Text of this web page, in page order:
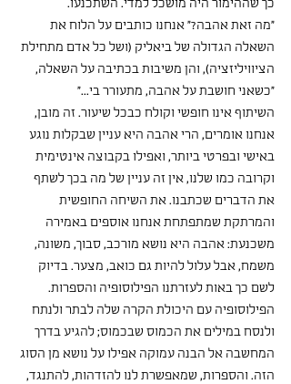
כך שההימור היה מושכל למדי. השתכנעו.
"מה זאת אהבה?" אנחנו כותבים על הלוח את
השאלה הגדולה של ביאליק (ושל כל אדם מתחילת
הציוויליזציה), והן משיבות בכתיבה על השאלה,
"כשאני חושבת על אהבה, מתעורר בי..."
השיתוף אינו חופשי וקולח כבכל שיעור. זה מובן,
אנחנו אומרים, הרי אהבה היא עניין שבקלות נוגע
באישי ובפרטי ביותר, ואפילו בקבוצה אינטימית
וקרובה כמו שלנו, אין זה עניין של מה בכך לשתף
את הדברים שכתבנו. את השיחה החופשית
והמרתקת שמתפתחת אנחנו אוספים באמירה
משכנעת: אהבה היא נושא מורכב, סבוך, משונה,
משמח, אבל עלול להיות גם כואב, מצער. בדיוק
לשם כך באות לעזרתנו הפילוסופיה והספרות.
הפילוסופיה עם היכולת הקרה שלה לבתר ולנתח
ולנסח במילים את הכמוס שבכמוס; להגיע בדרך
המחשבה אל הבנה עמוקה אפילו על נושא מן הסוג
הזה. והספרות, שמאפשרת לנו להזדהות, להתנגד,